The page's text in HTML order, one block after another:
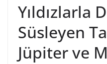
Yıldızlarla
Süsleyen
Jüpiter ve